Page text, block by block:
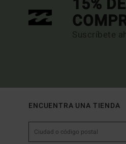
Suscríbete
ENCUENTRA UNA TIENDA